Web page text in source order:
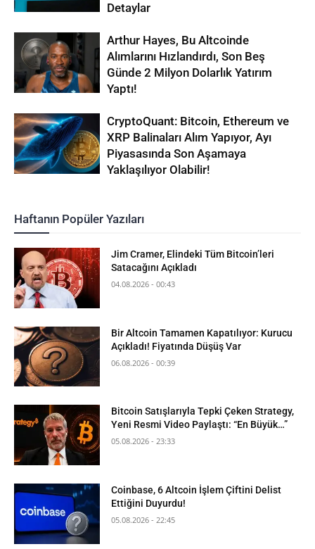
Detaylar
Arthur Hayes, Bu Altcoinde
Alımlarını Hızlandırdı, Son Beş
Günde 2 Milyon Dolarlık Yatırım
Yaptı!
CryptoQuant: Bitcoin, Ethereum ve
XRP Balinaları Alım Yapıyor, Ayı
Piyasasında Son Aşamaya
Yaklaşılıyor Olabilir!
Haftanın Popüler Yazıları
Jim Cramer, Elindeki Tüm Bitcoin’leri
Satacağını Açıkladı
04.08.2026 - 00:43
Bir Altcoin Tamamen Kapatılıyor: Kurucu
Açıkladı! Fiyatında Düşüş Var
06.08.2026 - 00:39
Bitcoin Satışlarıyla Tepki Çeken Strategy,
Yeni Resmi Video Paylaştı: “En Büyük…”
05.08.2026 - 23:33
Coinbase, 6 Altcoin İşlem Çiftini Delist
Ettiğini Duyurdu!
05.08.2026 - 22:45